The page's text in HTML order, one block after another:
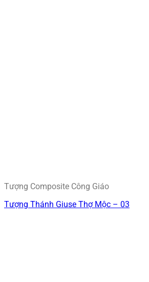
Tượng Composite Công Giáo
Tượng Thánh Giuse Thợ Mộc – 03